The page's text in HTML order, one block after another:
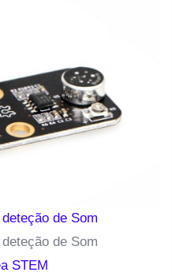
de Som
de Som
STEM